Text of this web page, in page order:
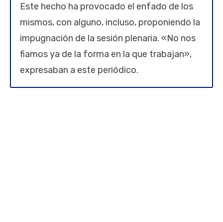
Este hecho ha provocado el enfado de los
mismos, con alguno, incluso, proponiendo la
impugnación de la sesión plenaria. «No nos
fiamos ya de la forma en la que trabajan»,
expresaban a este periódico.